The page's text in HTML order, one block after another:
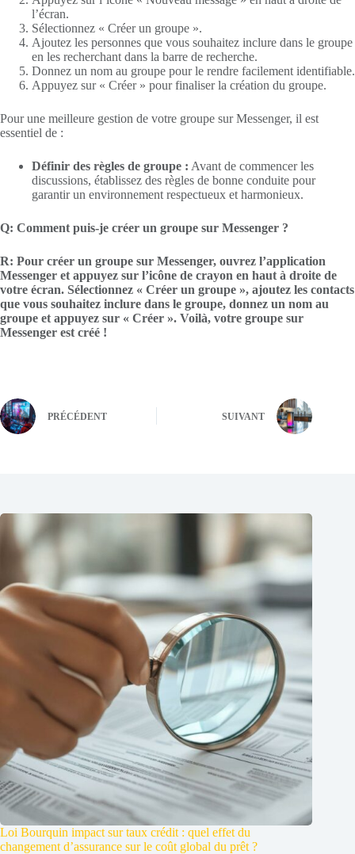
l’écran.
Sélectionnez « Créer un groupe ».
Ajoutez les personnes que vous souhaitez inclure dans le groupe
en les recherchant dans la barre de recherche.
Donnez un nom au groupe pour le rendre facilement identifiable.
Appuyez sur « Créer » pour finaliser la création du groupe.
Pour une meilleure gestion de votre groupe sur Messenger, il est
essentiel de :
Définir des règles de groupe : Avant de commencer les
discussions, établissez des règles de bonne conduite pour
garantir un environnement respectueux et harmonieux.
Q: Comment puis-je créer un groupe sur Messenger ?
R: Pour créer un groupe sur Messenger, ouvrez l’application
Messenger et appuyez sur l’icône de crayon en haut à droite de
votre écran. Sélectionnez « Créer un groupe », ajoutez les contacts
que vous souhaitez inclure dans le groupe, donnez un nom au
groupe et appuyez sur « Créer ». Voilà, votre groupe sur
Messenger est créé !
PRÉCÉDENT SUIVANT
Loi Bourquin impact sur taux crédit : quel effet du
changement d’assurance sur le coût global du prêt ?